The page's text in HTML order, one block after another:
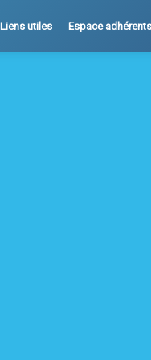
Liens utiles Espace adhérents